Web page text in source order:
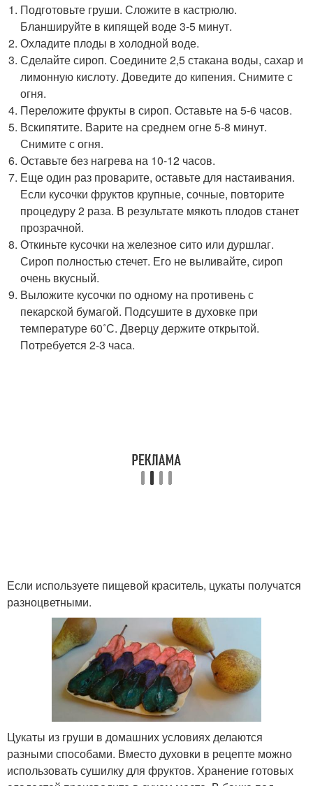
Подготовьте груши. Сложите в кастрюлю.
Бланшируйте в кипящей воде 3-5 минут.
Охладите плоды в холодной воде.
Сделайте сироп. Соедините 2,5 стакана воды, сахар и
лимонную кислоту. Доведите до кипения. Снимите с
огня.
Переложите фрукты в сироп. Оставьте на 5-6 часов.
Вскипятите. Варите на среднем огне 5-8 минут.
Снимите с огня.
Оставьте без нагрева на 10-12 часов.
Еще один раз проварите, оставьте для настаивания.
Если кусочки фруктов крупные, сочные, повторите
процедуру 2 раза. В результате мякоть плодов станет
прозрачной.
Откиньте кусочки на железное сито или дуршлаг.
Сироп полностью стечет. Его не выливайте, сироп
очень вкусный.
Выложите кусочки по одному на противень с
пекарской бумагой. Подсушите в духовке при
температуре 60˚С. Дверцу держите открытой.
Потребуется 2-3 часа.
Если используете пищевой краситель, цукаты получатся
разноцветными.
Цукаты из груши в домашних условиях делаются
разными способами. Вместо духовки в рецепте можно
использовать сушилку для фруктов. Хранение готовых